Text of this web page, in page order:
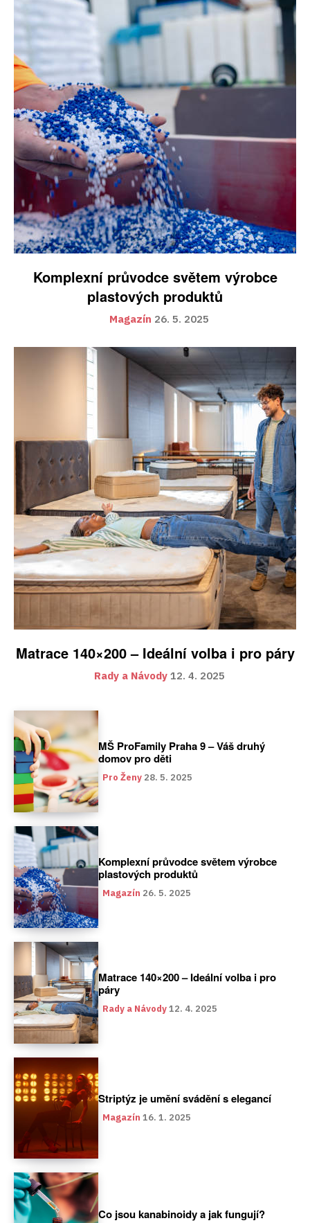
Komplexní průvodce světem výrobce
plastových produktů
Magazín 26. 5. 2025
Matrace 140×200 – Ideální volba i pro páry
Rady a Návody 12. 4. 2025
MŠ ProFamily Praha 9 – Váš druhý
domov pro děti
Pro Ženy 28. 5. 2025
Komplexní průvodce světem výrobce
plastových produktů
Magazín 26. 5. 2025
Matrace 140×200 – Ideální volba i pro
páry
Rady a Návody12. 4. 2025
Striptýz je umění svádění s elegancí
Magazín 16. 1. 2025
Co jsou kanabinoidy a jak fungují?